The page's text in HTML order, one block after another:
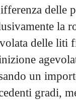
delle
la
delle liti
un
gradi,